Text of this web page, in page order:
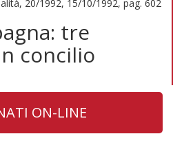
20/1992, 15/10/1992, pag. 602
tre
concilio
ON-LINE